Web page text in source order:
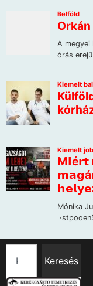
Keresés